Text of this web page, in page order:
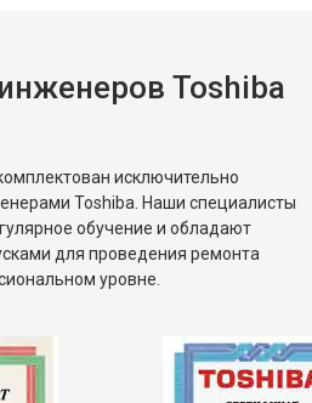
Toshiba
исключительно
Toshiba. Наши специалисты
обучение и обладают
для проведения ремонта
уровне.